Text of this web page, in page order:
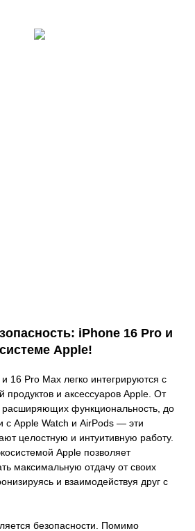
iPhone 16 Pro и
Apple!
16 Pro Max легко интегрируются с
продуктов и аксессуаров Apple. От
расширяющих функциональность, до
с Apple Watch и AirPods — эти
целостную и интуитивную работу.
Apple позволяет
максимальную отдачу от своих
и взаимодействуя друг с
безопасности. Помимо